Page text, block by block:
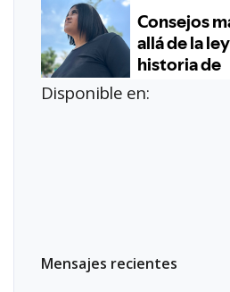
Disponible en:
Mensajes recientes